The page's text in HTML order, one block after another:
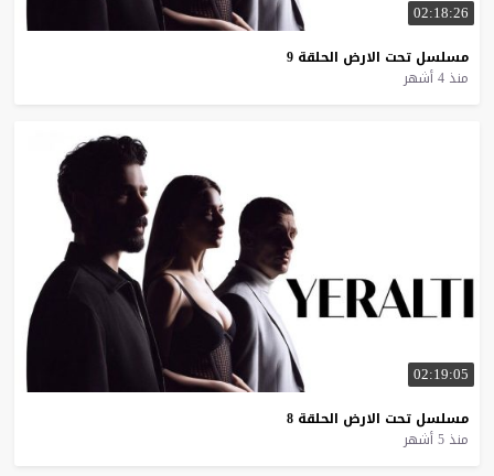
02:18:26
مسلسل تحت الارض الحلقة 9
منذ 4 أشهر
02:19:05
مسلسل تحت الارض الحلقة 8
منذ 5 أشهر